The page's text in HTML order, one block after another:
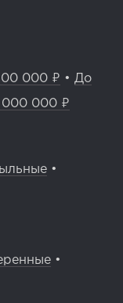
000 ₽ • До
000 000 ₽
•
•